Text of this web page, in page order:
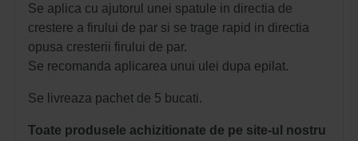
Se aplica cu ajutorul unei spatule in directia de
crestere a firului de par si se trage rapid in directia
opusa cresterii firului de par.
Se recomanda aplicarea unui ulei dupa epilat.
Se livreaza pachet de 5 bucati.
Toate produsele achizitionate de pe site-ul nostru